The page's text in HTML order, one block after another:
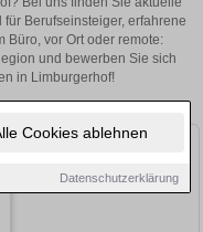
Cookies ablehnen
Datenschutzerklärung
Berufseinsteiger, erfahrene
Büro, vor Ort oder remote:
und bewerben Sie sich
in Limburgerhof!